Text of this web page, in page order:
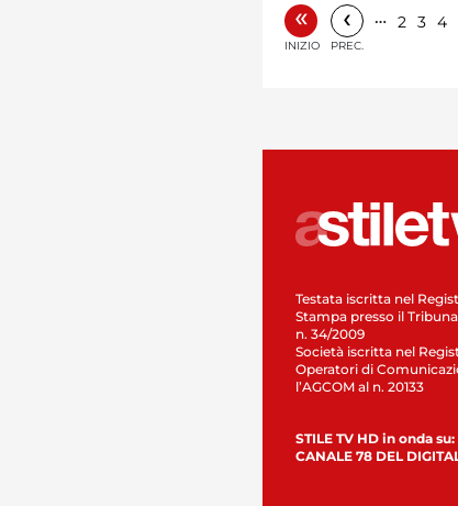
«
INIZIO
‹
PREC.
… 2 3 4
Testata iscritta nel
Stampa presso il
n. 34/2009
Società iscritta nel
Operatori di
l’AGCOM al n. 20133
STILE TV HD in onda su:
CANALE 78 DEL